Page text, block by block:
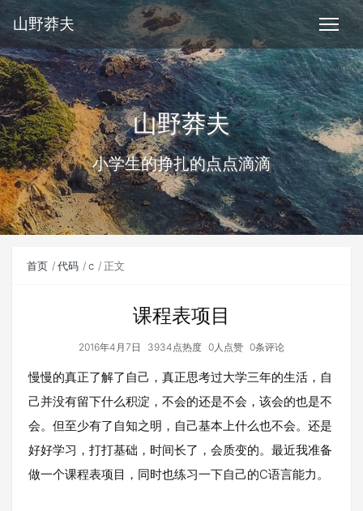
山野莽夫
山野莽夫
小学生的挣扎的点点滴滴
首页 代码 c 正文
课程表项目
2016年4月7日 3934点热度 0人点赞 0条评论
慢慢的真正了解了自己，真正思考过大学三年的生活，自
己并没有留下什么积淀，不会的还是不会，该会的也是不
会。但至少有了自知之明，自己基本上什么也不会。还是
好好学习，打打基础，时间长了，会质变的。最近我准备
做一个课程表项目，同时也练习一下自己的C语言能力。